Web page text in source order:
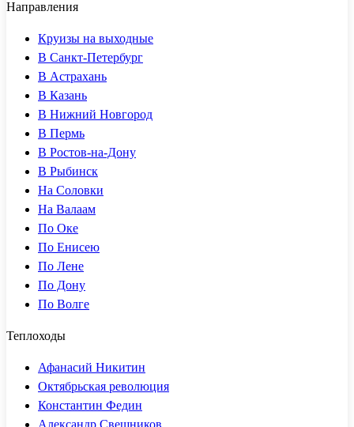
Направления
Круизы на выходные
В Санкт-Петербург
В Астрахань
В Казань
В Нижний Новгород
В Пермь
В Ростов-на-Дону
В Рыбинск
На Соловки
На Валаам
По Оке
По Енисею
По Лене
По Дону
По Волге
Теплоходы
Афанасий Никитин
Октябрьская революция
Константин Федин
Александр Свешников